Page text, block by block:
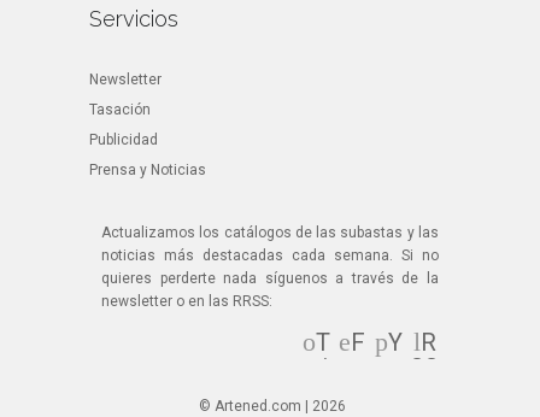
Servicios
Newsletter
Tasación
Publicidad
Prensa y Noticias
Actualizamos los catálogos de las subastas y las
noticias más destacadas cada semana. Si no
quieres perderte nada síguenos a través de la
newsletter o en las RRSS:
T
wi
F
Y
R
SS
© Artened.com | 2026